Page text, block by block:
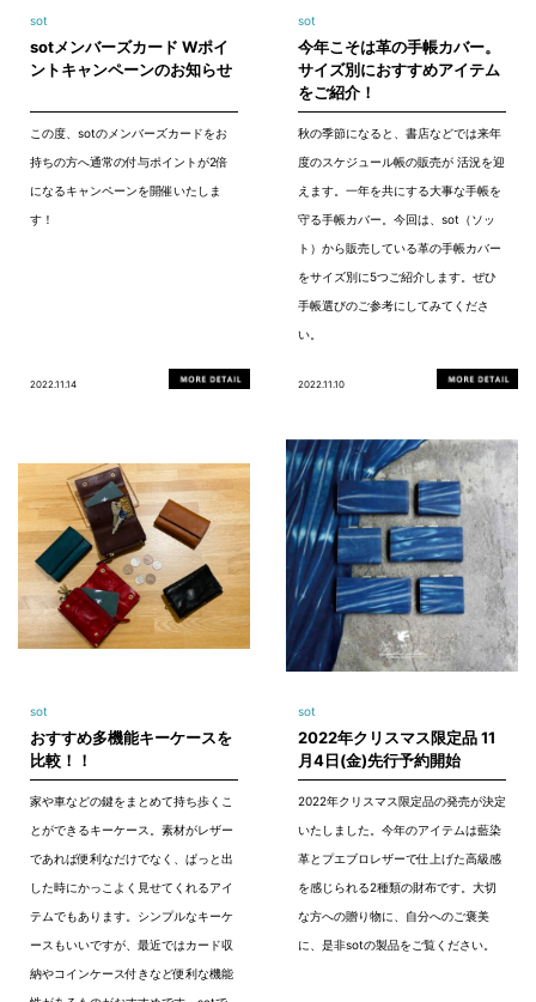
sot
sotメンバーズカード Wポイ
ントキャンペーンのお知らせ
この度、sotのメンバーズカードをお
持ちの方へ通常の付与ポイントが2倍
になるキャンペーンを開催いたしま
す！
2022.11.14
sot
今年こそは革の手帳カバー。
サイズ別におすすめアイテム
をご紹介！
秋の季節になると、書店などでは来年
度のスケジュール帳の販売が 活況を迎
えます。一年を共にする大事な手帳を
守る手帳カバー。今回は、sot（ソッ
ト）から販売している革の手帳カバー
をサイズ別に5つご紹介します。ぜひ
手帳選びのご参考にしてみてくださ
い。
2022.11.10
sot
おすすめ多機能キーケースを
比較！！
家や車などの鍵をまとめて持ち歩くこ
とができるキーケース。素材がレザー
であれば便利なだけでなく、ぱっと出
した時にかっこよく見せてくれるアイ
テムでもあります。シンプルなキーケ
ースもいいですが、最近ではカード収
納やコインケース付きなど便利な機能
sot
2022年クリスマス限定品 11
月4日(金)先行予約開始
2022年クリスマス限定品の発売が決定
いたしました。今年のアイテムは藍染
革とプエブロレザーで仕上げた高級感
を感じられる2種類の財布です。大切
な方への贈り物に、自分へのご褒美
に、是非sotの製品をご覧ください。